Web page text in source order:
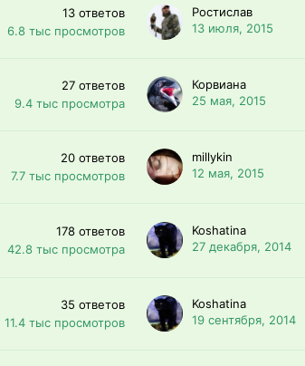
13 ответов
6.8 тыс просмотров
Ростислав
13 июля, 2015
27 ответов
9.4 тыс просмотра
Корвиана
25 мая, 2015
20 ответов
7.7 тыс просмотров
millykin
12 мая, 2015
178 ответов
42.8 тыс просмотра
Koshatina
27 декабря, 2014
35 ответов
11.4 тыс просмотров
Koshatina
19 сентября, 2014